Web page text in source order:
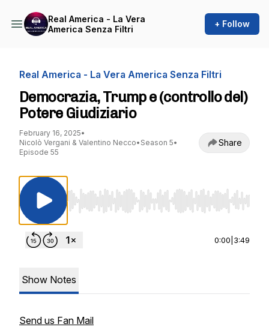
Real America - La Vera
America Senza Filtri
+ Follow
Real America - La Vera America Senza Filtri
Democrazia, Trump e (controllo del)
Potere Giudiziario
February 16, 2025•
Nicolò Vergani & Valentino Necco• Season 5•
Episode 55
Share
Use Left/Right to seek, Home/End to jump
0:00 3:49
Show Notes
Send us Fan Mail